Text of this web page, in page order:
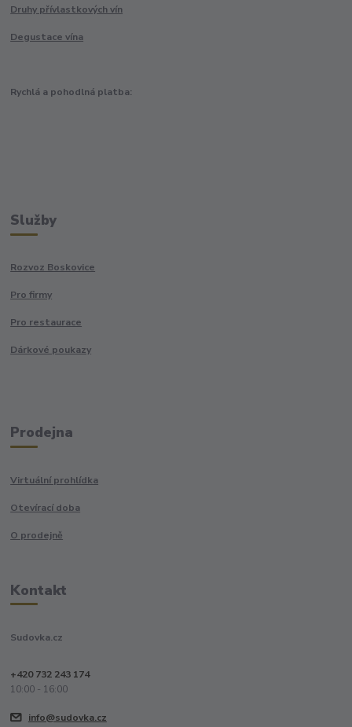
Druhy přívlastkových vín
Degustace vína
Rychlá a pohodlná platba:
Služby
Rozvoz Boskovice
Pro firmy
Pro restaurace
Dárkové poukazy
Prodejna
Virtuální prohlídka
Otevírací doba
O prodejně
Kontakt
Sudovka.cz
+420 732 243 174
10:00 - 16:00
info@sudovka.cz